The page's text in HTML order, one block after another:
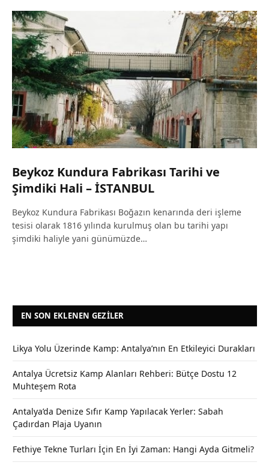
Beykoz Kundura Fabrikası Tarihi ve
Şimdiki Hali – İSTANBUL
Beykoz Kundura Fabrikası Boğazın kenarında deri işleme
tesisi olarak 1816 yılında kurulmuş olan bu tarihi yapı
şimdiki haliyle yani günümüzde…
EN SON EKLENEN GEZILER
Likya Yolu Üzerinde Kamp: Antalya’nın En Etkileyici Durakları
Antalya Ücretsiz Kamp Alanları Rehberi: Bütçe Dostu 12
Muhteşem Rota
Antalya’da Denize Sıfır Kamp Yapılacak Yerler: Sabah
Çadırdan Plaja Uyanın
Fethiye Tekne Turları İçin En İyi Zaman: Hangi Ayda Gitmeli?